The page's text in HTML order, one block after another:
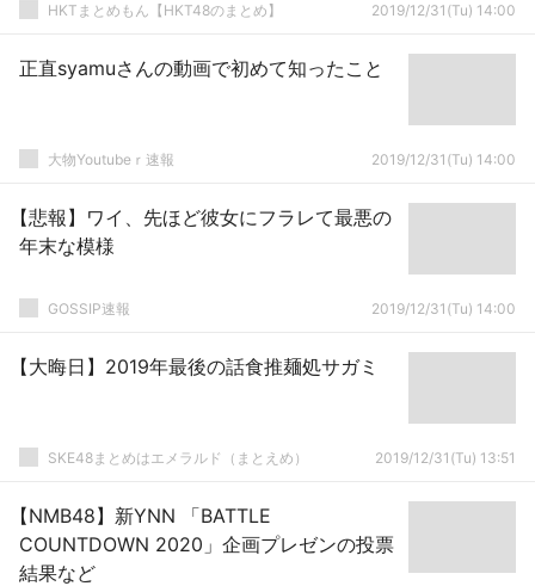
HKTまとめもん【HKT48のまとめ】 2019/12/31(Tu) 14:00
正直syamuさんの動画で初めて知ったこと
大物Youtubeｒ速報 2019/12/31(Tu) 14:00
【悲報】ワイ、先ほど彼女にフラレて最悪の
年末な模様
GOSSIP速報 2019/12/31(Tu) 14:00
【大晦日】2019年最後の話食推麺処サガミ
SKE48まとめはエメラルド（まとえめ） 2019/12/31(Tu) 13:51
【NMB48】新YNN 「BATTLE
COUNTDOWN 2020」企画プレゼンの投票
結果など